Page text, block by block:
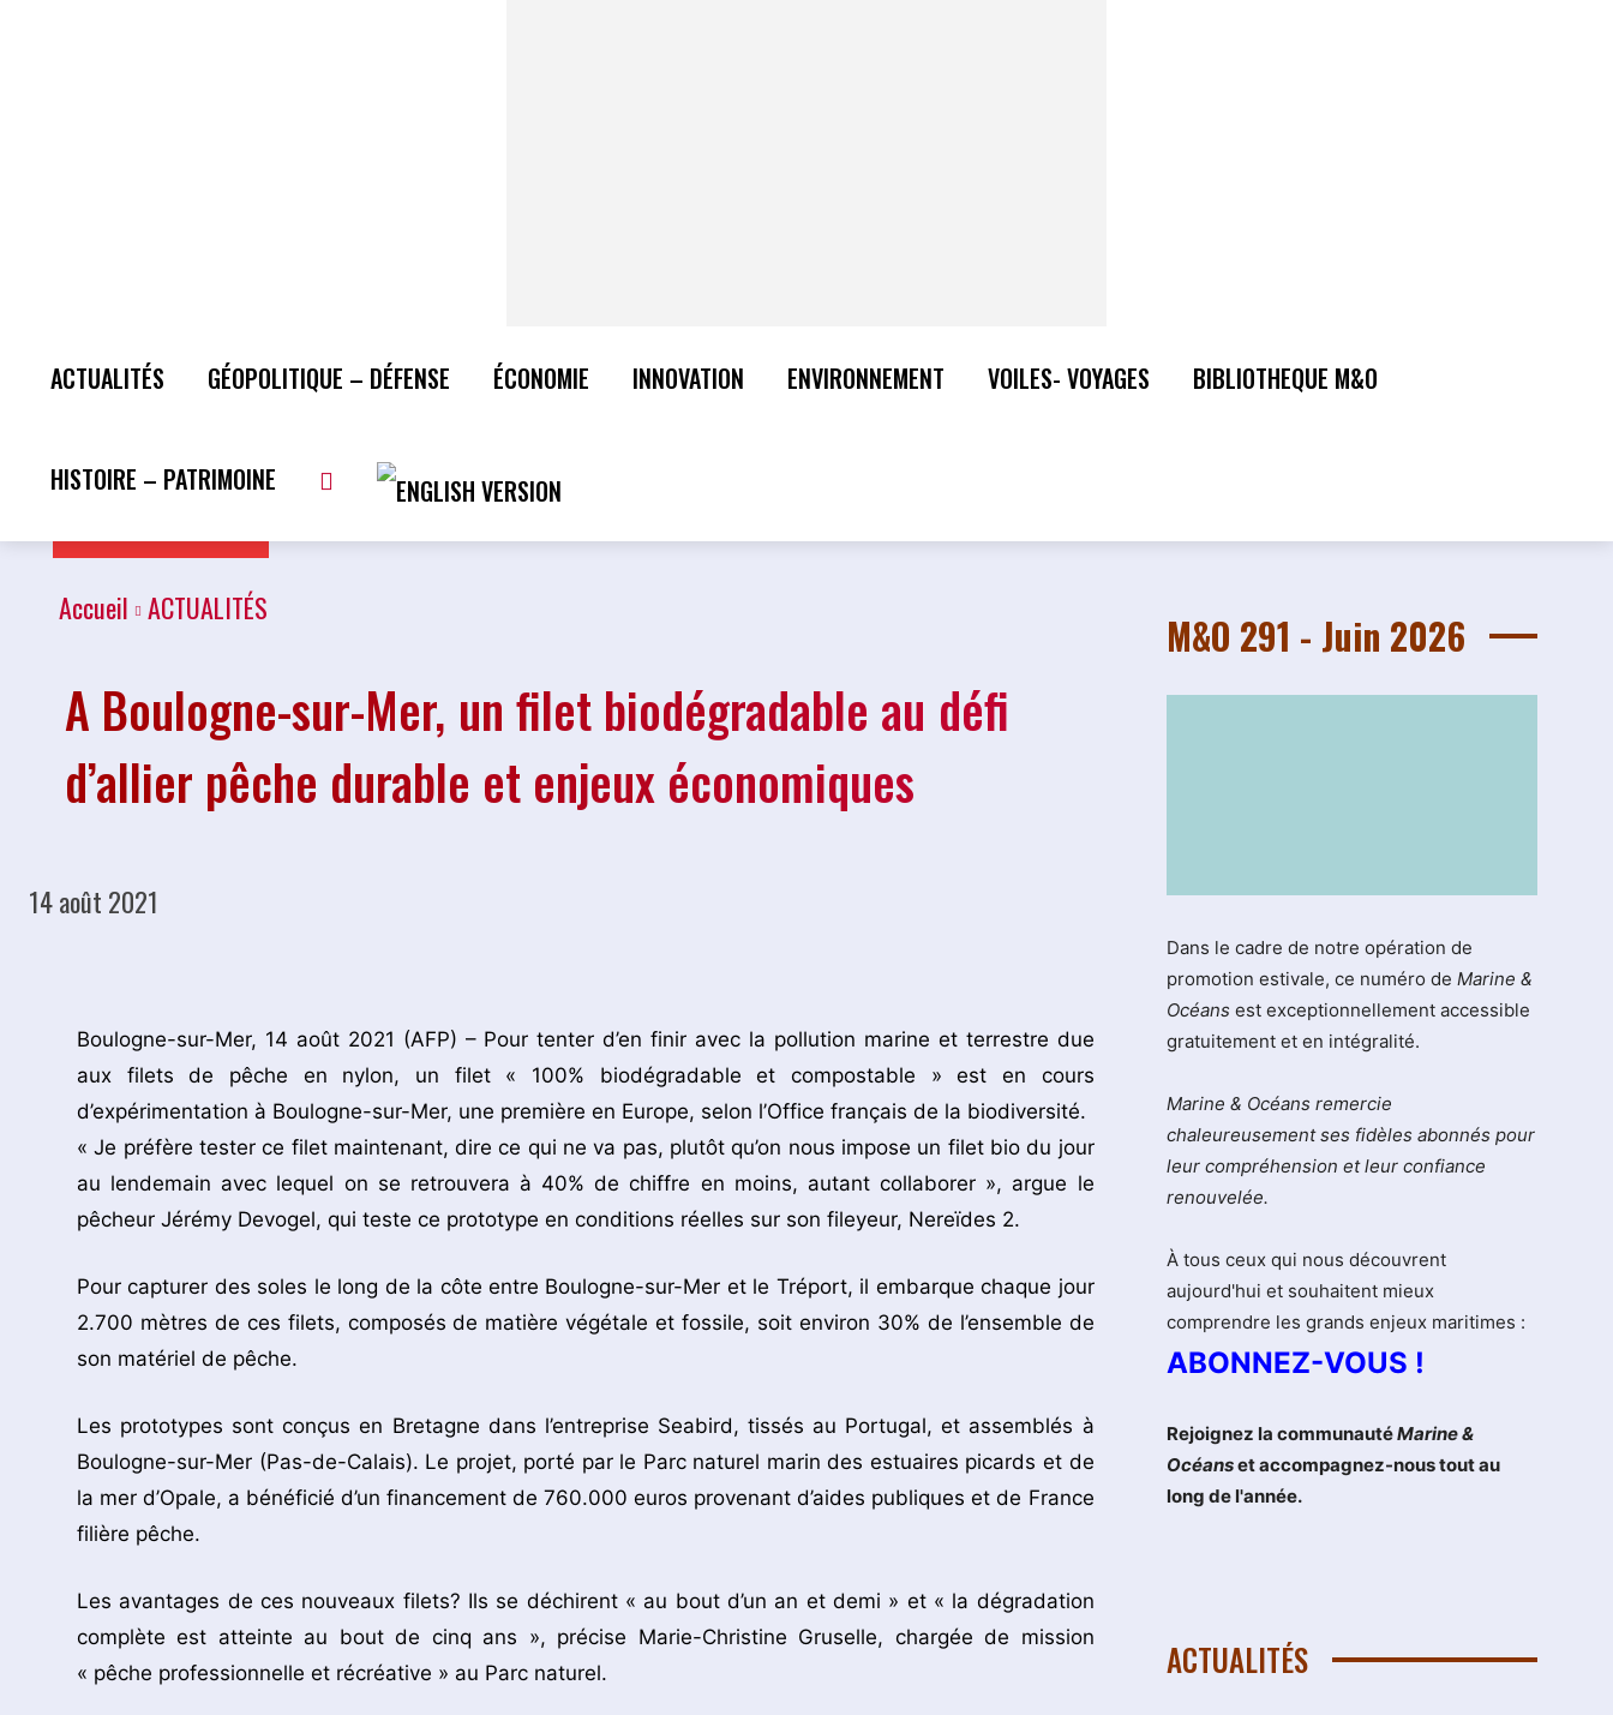
ACTUALITÉS GÉOPOLITIQUE – DÉFENSE ÉCONOMIE INNOVATION ENVIRONNEMENT VOILES- VOYAGES BIBLIOTHEQUE M&O
HISTOIRE – PATRIMOINE
Accueil ACTUALITÉS
A Boulogne-sur-Mer, un filet biodégradable au défi
d’allier pêche durable et enjeux économiques
14 août 2021
Boulogne-sur-Mer, 14 août 2021 (AFP) – Pour tenter d’en finir avec la pollution marine et terrestre due
aux filets de pêche en nylon, un filet « 100% biodégradable et compostable » est en cours
d’expérimentation à Boulogne-sur-Mer, une première en Europe, selon l’Office français de la biodiversité.
« Je préfère tester ce filet maintenant, dire ce qui ne va pas, plutôt qu’on nous impose un filet bio du jour
au lendemain avec lequel on se retrouvera à 40% de chiffre en moins, autant collaborer », argue le
pêcheur Jérémy Devogel, qui teste ce prototype en conditions réelles sur son fileyeur, Nereïdes 2.
Pour capturer des soles le long de la côte entre Boulogne-sur-Mer et le Tréport, il embarque chaque jour
2.700 mètres de ces filets, composés de matière végétale et fossile, soit environ 30% de l’ensemble de
son matériel de pêche.
Les prototypes sont conçus en Bretagne dans l’entreprise Seabird, tissés au Portugal, et assemblés à
Boulogne-sur-Mer (Pas-de-Calais). Le projet, porté par le Parc naturel marin des estuaires picards et de
la mer d’Opale, a bénéficié d’un financement de 760.000 euros provenant d’aides publiques et de France
filière pêche.
Les avantages de ces nouveaux filets? Ils se déchirent « au bout d’un an et demi » et « la dégradation
complète est atteinte au bout de cinq ans », précise Marie-Christine Gruselle, chargée de mission
« pêche professionnelle et récréative » au Parc naturel.
M&O 291 - Juin 2026
Dans le cadre de notre opération de
promotion estivale, ce numéro de Marine &
Océans est exceptionnellement accessible
gratuitement et en intégralité.
Marine & Océans remercie
chaleureusement ses fidèles abonnés pour
leur compréhension et leur confiance
renouvelée.
À tous ceux qui nous découvrent
aujourd'hui et souhaitent mieux
comprendre les grands enjeux maritimes :
ABONNEZ-VOUS !
Rejoignez la communautéMarine &
Océanset accompagnez-nous tout au
long de l'année.
ACTUALITÉS